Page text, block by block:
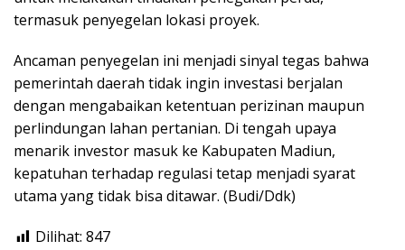
termasuk penyegelan lokasi proyek.
Ancaman penyegelan ini menjadi sinyal tegas bahwa
pemerintah daerah tidak ingin investasi berjalan
dengan mengabaikan ketentuan perizinan maupun
perlindungan lahan pertanian. Di tengah upaya
menarik investor masuk ke Kabupaten Madiun,
kepatuhan terhadap regulasi tetap menjadi syarat
utama yang tidak bisa ditawar. (Budi/Ddk)
Dilihat: 847